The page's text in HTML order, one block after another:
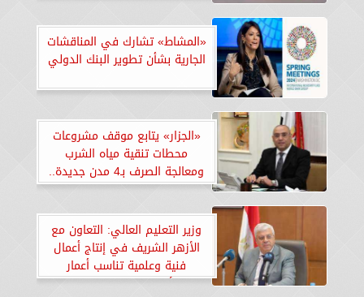
«المشاط» تشارك في المناقشات
الجارية بشأن تطوير البنك الدولي
«الجزار» يتابع موقف مشروعات
محطات تنقية مياه الشرب
ومعالجة الصرف بـ4 مدن جديدة..
«صور»
وزير التعليم العالي: التعاون مع
الأزهر الشريف في إنتاج أعمال
فنية وعلمية تناسب أعمار
الأطفال.. «إنفوجراف»